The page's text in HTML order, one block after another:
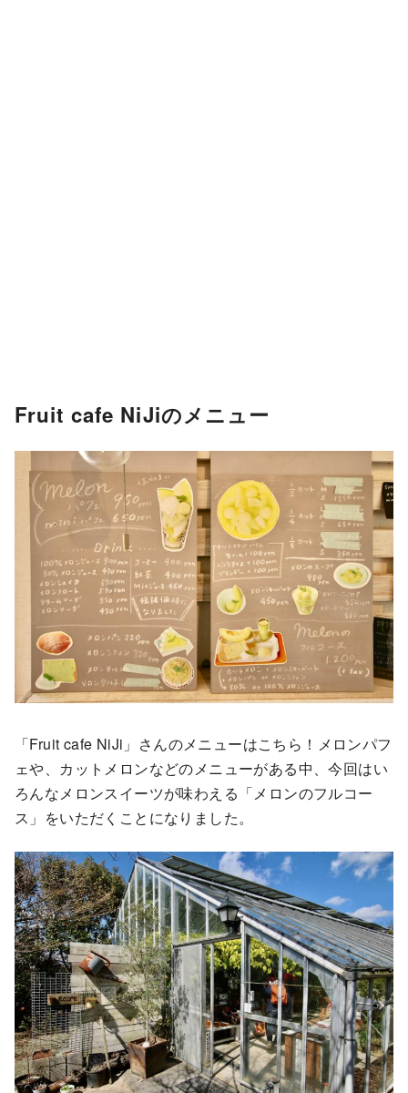
Fruit cafe NiJiのメニュー
「Fruit cafe NiJi」さんのメニューはこちら！メロンパフ
ェや、カットメロンなどのメニューがある中、今回はい
ろんなメロンスイーツが味わえる「メロンのフルコー
ス」をいただくことになりました。